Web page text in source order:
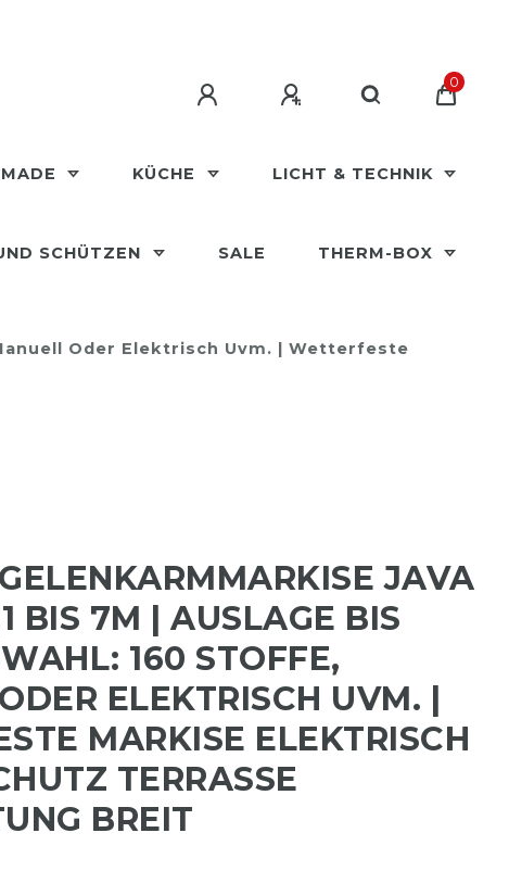
0
KÜCHE LICHT & TECHNIK
SCHÜTZEN SALE THERM-BOX
Oder Elektrisch Uvm. | Wetterfeste
JAVA
BIS 7M | AUSLAGE BIS
160 STOFFE,
ELEKTRISCH UVM. |
MARKISE ELEKTRISCH
TERRASSE
BREIT